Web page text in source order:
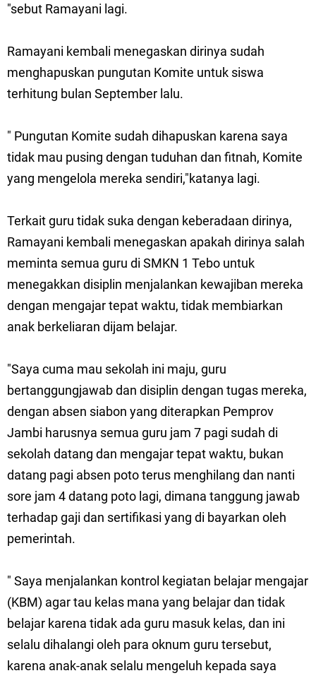
"sebut Ramayani lagi.
Ramayani kembali menegaskan dirinya sudah
menghapuskan pungutan Komite untuk siswa
terhitung bulan September lalu.
" Pungutan Komite sudah dihapuskan karena saya
tidak mau pusing dengan tuduhan dan fitnah, Komite
yang mengelola mereka sendiri,"katanya lagi.
Terkait guru tidak suka dengan keberadaan dirinya,
Ramayani kembali menegaskan apakah dirinya salah
meminta semua guru di SMKN 1 Tebo untuk
menegakkan disiplin menjalankan kewajiban mereka
dengan mengajar tepat waktu, tidak membiarkan
anak berkeliaran dijam belajar.
"Saya cuma mau sekolah ini maju, guru
bertanggungjawab dan disiplin dengan tugas mereka,
dengan absen siabon yang diterapkan Pemprov
Jambi harusnya semua guru jam 7 pagi sudah di
sekolah datang dan mengajar tepat waktu, bukan
datang pagi absen poto terus menghilang dan nanti
sore jam 4 datang poto lagi, dimana tanggung jawab
terhadap gaji dan sertifikasi yang di bayarkan oleh
pemerintah.
" Saya menjalankan kontrol kegiatan belajar mengajar
(KBM) agar tau kelas mana yang belajar dan tidak
belajar karena tidak ada guru masuk kelas, dan ini
selalu dihalangi oleh para oknum guru tersebut,
karena anak-anak selalu mengeluh kepada saya